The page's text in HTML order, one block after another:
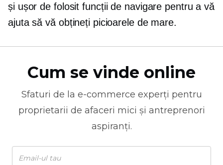
și ușor de folosit funcții de navigare pentru a vă
ajuta să vă obțineți picioarele de mare.
Cum se vinde online
Sfaturi de la e-commerce experți pentru
proprietarii de afaceri mici și antreprenori
aspiranți.